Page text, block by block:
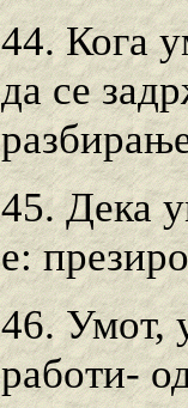
44. Кога
да се
45. Дека
е:
46. Умот,
работи-